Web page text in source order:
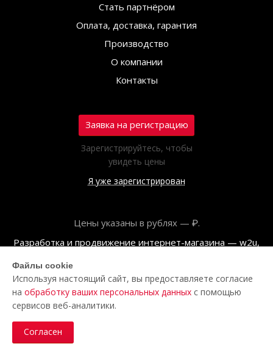
Стать партнёром
Оплата, доставка, гарантия
Производство
О компании
Контакты
Заявка на регистрацию
Зарегистрируйтесь, чтобы
увидеть цены
Я уже зарегистрирован
Цены указаны в рублях — ₽.
Разработка и продвижение интернет-магазина — w2u,
© ООО «Полар центр», 2026
Пользовательское соглашение
Политика обработки персональных данных
Файлы cookie
Используя настоящий сайт, вы предоставляете согласие
на обработку ваших персональных данных с помощью
сервисов веб-аналитики.
Согласен